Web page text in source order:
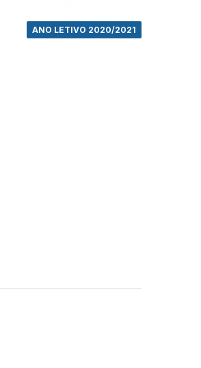
ANO LETIVO 2020/2021